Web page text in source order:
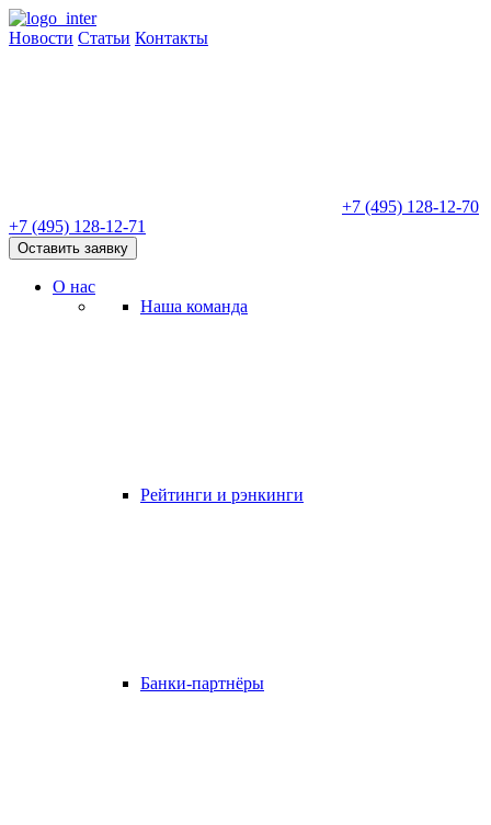
Новости Статьи Контакты
+7 (495) 128-12-70
+7 (495) 128-12-71
Оставить заявку
О нас
Наша команда
Рейтинги и рэнкинги
Банки-партнёры